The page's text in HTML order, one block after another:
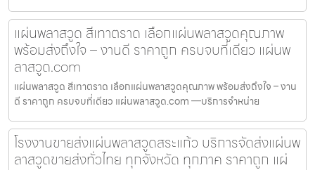
แผ่นพลาสวูด สีเทาตราด เลือกแผ่นพลาสวูดคุณภาพ
พร้อมส่งถึงใจ – งานดี ราคาถูก ครบจบที่เดียว แผ่นพ
ลาสวูด.com
แผ่นพลาสวูด สีเทาตราด เลือกแผ่นพลาสวูดคุณภาพ พร้อมส่งถึงใจ – งาน
ดี ราคาถูก ครบจบที่เดียว แผ่นพลาสวูด.com —บริการจำหน่าย
โรงงานขายส่งแผ่นพลาสวูดสระแก้ว บริการจัดส่งแผ่นพ
ลาสวูดขายส่งทั่วไทย ทุกจังหวัด ทุกภาค ราคาถูก แผ่